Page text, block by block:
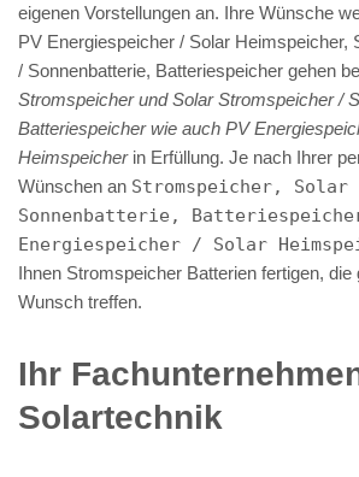
eigenen Vorstellungen an. Ihre Wünsche
PV Energiespeicher / Solar Heimspeicher,
/ Sonnenbatterie, Batteriespeicher gehen
Stromspeicher und Solar Stromspeicher /
Batteriespeicher wie auch PV
Heimspeicherin Erfüllung. Je nach Ihrer
Wünschen an Stromspeicher, Solar
Sonnenbatterie,
Energiespeicher / Solar
Ihnen Stromspeicher Batterien fertigen, die
Wunsch treffen.
Ihr
Solartechnik